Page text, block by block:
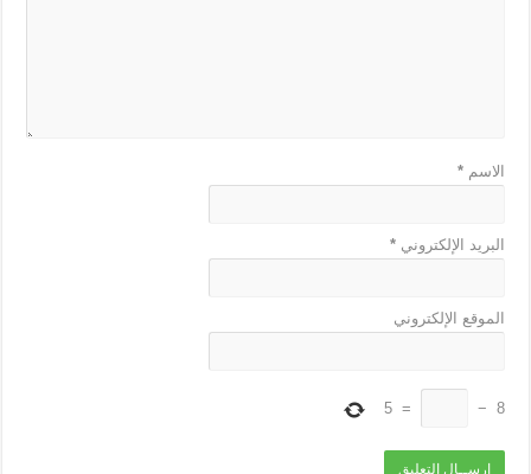
الاسم*
البريد الإلكتروني*
الموقع الإلكتروني
8
−
=
5